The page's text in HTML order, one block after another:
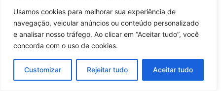
Usamos cookies para melhorar sua experiência de
navegação, veicular anúncios ou conteúdo personalizado
e analisar nosso tráfego. Ao clicar em “Aceitar tudo”, você
concorda com o uso de cookies.
Customizar Rejeitar tudo Aceitar tudo
Apostila atualizada para Controlador Interno no
concurso da Câmara de Ariquemes 2026
Apostila Procurador Legislativo Ariquemes RO
2026